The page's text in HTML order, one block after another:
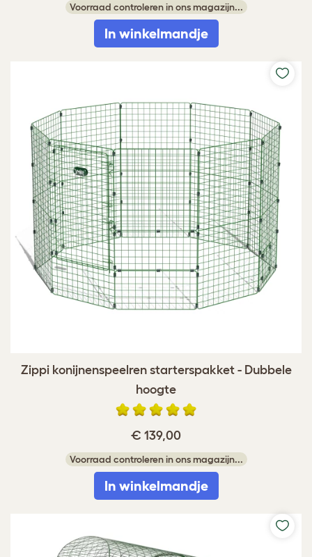
Voorraad controleren in ons magazijn...
In winkelmandje
Zippi konijnenspeelren starterspakket - Dubbele
hoogte
€ 139,00
Voorraad controleren in ons magazijn...
In winkelmandje